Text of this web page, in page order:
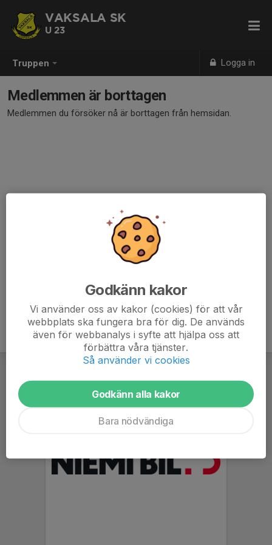
Truppen Logga in
VAKSALA SK
U 23
Medlemmen är borttagen
Medlemmen du försöker nå är borttagen från hemsidan.
Godkänn kakor
Vi använder oss av kakor (cookies) för att vår
webbplats ska fungera bra för dig. De används
även för webbanalys i syfte att hjälpa oss att
förbättra våra tjänster.
Så använder vi cookies
Godkänn alla kakor
Bara nödvändiga